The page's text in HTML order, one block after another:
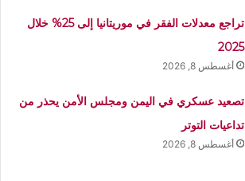
تراجع معدلات الفقر في موريتانيا إلى 25% خلال
2025
أغسطس 8, 2026
تصعيد عسكري في اليمن ومجلس الأمن يحذر من
تداعيات التوتر
أغسطس 8, 2026